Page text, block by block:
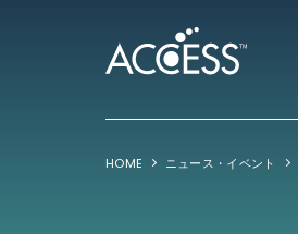
HOME ニュース・イベント